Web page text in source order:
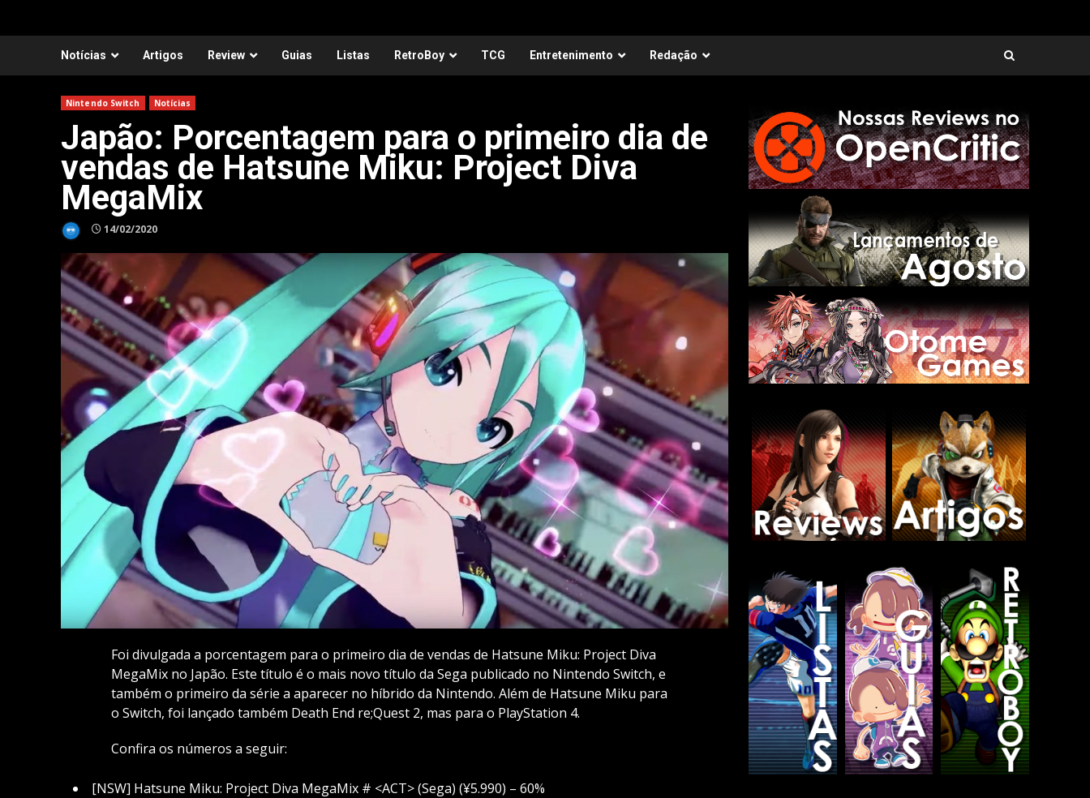
Notícias Artigos Review Guias Listas RetroBoy TCG Entretenimento Redação
Nintendo Switch Notícias
Japão: Porcentagem para o primeiro dia de
vendas de Hatsune Miku: Project Diva
MegaMix
14/02/2020
Foi divulgada a porcentagem para o primeiro dia de vendas de Hatsune Miku: Project Diva
MegaMix no Japão. Este título é o mais novo título da Sega publicado no Nintendo Switch, e
também o primeiro da série a aparecer no híbrido da Nintendo. Além de Hatsune Miku para
o Switch, foi lançado também Death End re;Quest 2, mas para o PlayStation 4.
Confira os números a seguir:
[NSW] Hatsune Miku: Project Diva MegaMix # <ACT> (Sega) (¥5.990) – 60%